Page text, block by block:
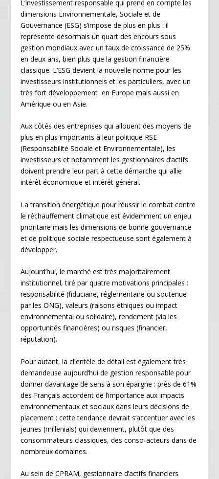
e
b
o
o
k
itt
er
k
e
dI
n
ai
l
t tF
ri
e
n
dl
y
ta
g
er
L’investissement responsable qui prend en compte les
dimensions Environnementale, Sociale et de
Gouvernance (ESG) s’impose de plus en plus : il
représente désormais un quart des encours sous
gestion mondiaux avec un taux de croissance de 25%
en deux ans, bien plus que la gestion financière
classique. L’ESG devient la nouvelle norme pour les
investisseurs institutionnels et les particuliers, avec un
très fort développement en Europe mais aussi en
Amérique ou en Asie.
Aux côtés des entreprises qui allouent des moyens de
plus en plus importants à leur politique RSE
(Responsabilité Sociale et Environnementale), les
investisseurs et notamment les gestionnaires d’actifs
doivent prendre leur part à cette démarche qui allie
intérêt économique et intérêt général.
La transition énergétique pour réussir le combat contre
le réchauffement climatique est évidemment un enjeu
prioritaire mais les dimensions de bonne gouvernance
et de politique sociale respectueuse sont également à
développer.
Aujourd’hui, le marché est très majoritairement
institutionnel, tiré par quatre motivations principales :
responsabilité (fiduciaire, réglementaire ou soutenue
par les ONG), valeurs (raisons éthiques ou impact
environnemental ou solidaire), rendement (via les
opportunités financières) ou risques (financier,
réputation).
Pour autant, la clientèle de détail est également très
demandeuse aujourd’hui de gestion responsable pour
donner davantage de sens à son épargne : près de 61%
des Français accordent de l’importance aux impacts
environnementaux et sociaux dans leurs décisions de
placement : cette tendance devrait s’accentuer avec les
jeunes (millenials) qui deviennent, plutôt que des
consommateurs classiques, des conso-acteurs dans de
nombreux domaines.
Au sein de CPRAM, gestionnaire d’actifs financiers